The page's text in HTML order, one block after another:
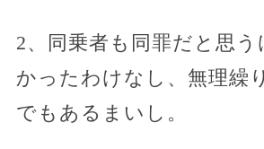
2、同乗者も同罪だと思う
かったわけなし、無理繰
でもあるまいし。